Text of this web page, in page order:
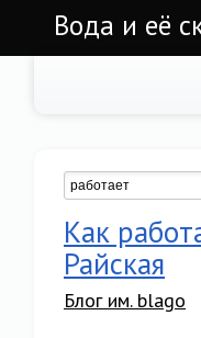
Вода и её
Как
Райская
Блог им. blago